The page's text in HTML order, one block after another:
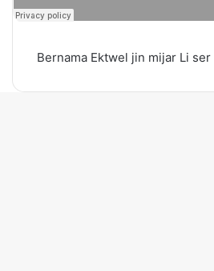
Bernama Ektwel jin mijar Li ser